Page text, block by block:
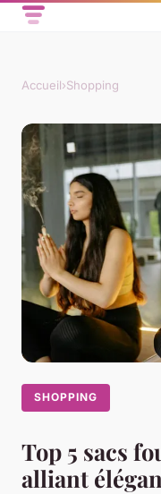
Accueil›Shopping
SHOPPING
Top 5 sacs
alliant